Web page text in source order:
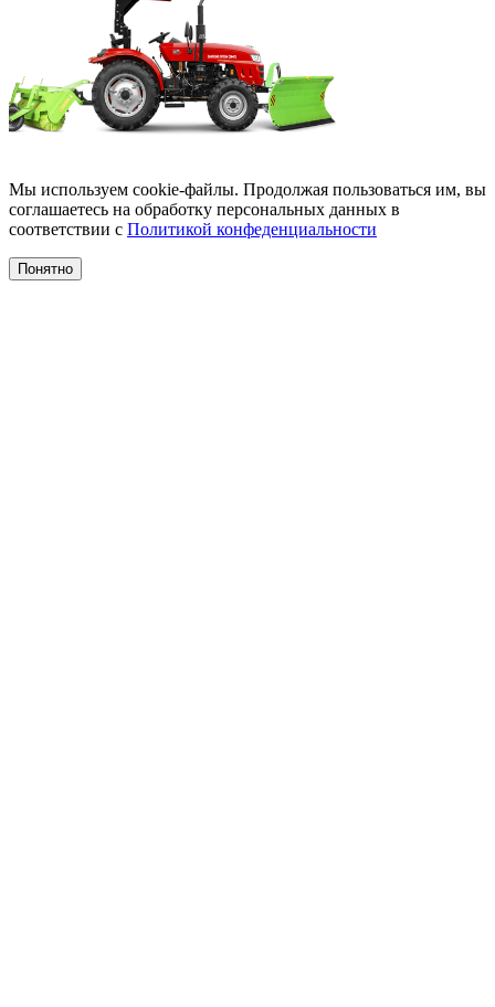
Мы используем cookie-файлы. Продолжая пользоваться им, вы
соглашаетесь на обработку персональных данных в
соответствии с Политикой конфеденциальности
Понятно